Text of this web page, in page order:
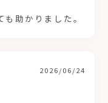
助かりました。
2026/06/24